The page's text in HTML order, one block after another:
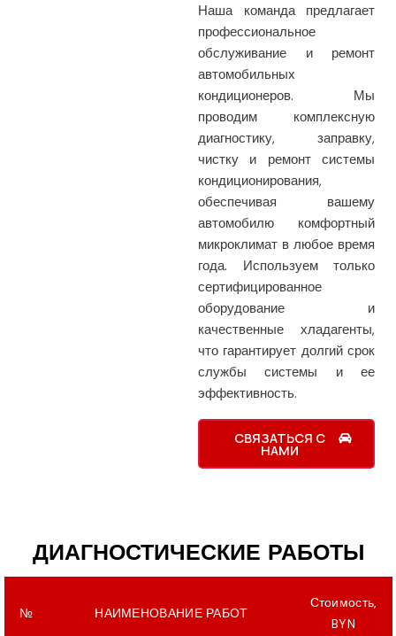
Наша команда предлагает
профессиональное
обслуживание и ремонт
автомобильных
кондиционеров. Мы
проводим комплексную
диагностику, заправку,
чистку и ремонт системы
кондиционирования,
обеспечивая вашему
автомобилю комфортный
микроклимат в любое время
года. Используем только
сертифицированное
оборудование и
качественные хладагенты,
что гарантирует долгий срок
службы системы и ее
эффективность.
СВЯЗАТЬСЯ С
НАМИ
ДИАГНОСТИЧЕСКИЕ РАБОТЫ
№ НАИМЕНОВАНИЕ РАБОТ
Стоимость,
BYN